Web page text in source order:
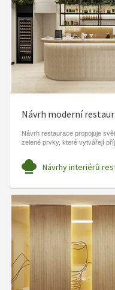
Návrh moderní
Návrh restaurace propojuje
zelené prvky, které vytvářejí
Návrhy interiérů